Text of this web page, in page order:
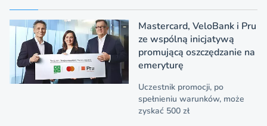
Mastercard, VeloBank i Pru
ze wspólną inicjatywą
promującą oszczędzanie na
emeryturę
Uczestnik promocji, po
spełnieniu warunków, może
zyskać 500 zł